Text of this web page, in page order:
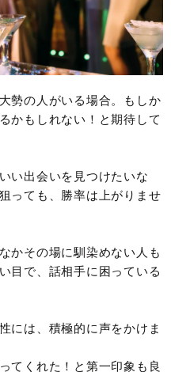
勢の人がいる場合。もしか
かもしれない！と期待して
い出会いを見つけたいな
っても、勝率は上がりませ
かその場に馴染めない人も
目で、話相手に困っている
には、積極的に声をかけま
てくれた！と第一印象も良